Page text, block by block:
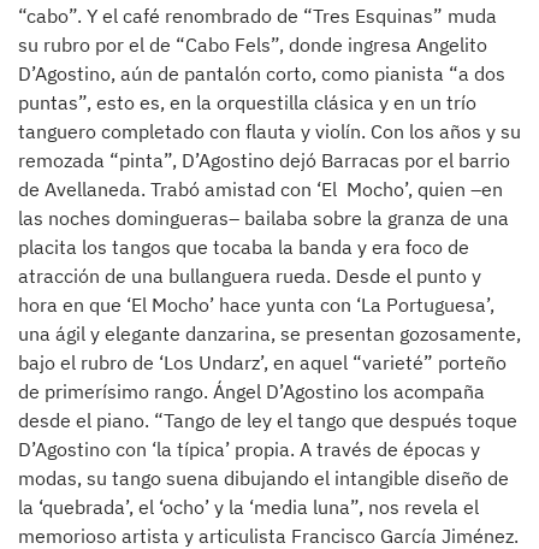
“cabo”. Y el café renombrado de “Tres Esquinas” muda
su rubro por el de “Cabo Fels”, donde ingresa Angelito
D’Agostino, aún de pantalón corto, como pianista “a dos
puntas”, esto es, en la orquestilla clásica y en un trío
tanguero completado con flauta y violín. Con los años y su
remozada “pinta”, D’Agostino dejó Barracas por el barrio
de Avellaneda. Trabó amistad con ‘El Mocho’, quien –en
las noches domingueras– bailaba sobre la granza de una
placita los tangos que tocaba la banda y era foco de
atracción de una bullanguera rueda. Desde el punto y
hora en que ‘El Mocho’ hace yunta con ‘La Portuguesa’,
una ágil y elegante danzarina, se presentan gozosamente,
bajo el rubro de ‘Los Undarz’, en aquel “varieté” porteño
de primerísimo rango. Ángel D’Agostino los acompaña
desde el piano. “Tango de ley el tango que después toque
D’Agostino con ‘la típica’ propia. A través de épocas y
modas, su tango suena dibujando el intangible diseño de
la ‘quebrada’, el ‘ocho’ y la ‘media luna”, nos revela el
memorioso artista y articulista Francisco García Jiménez.